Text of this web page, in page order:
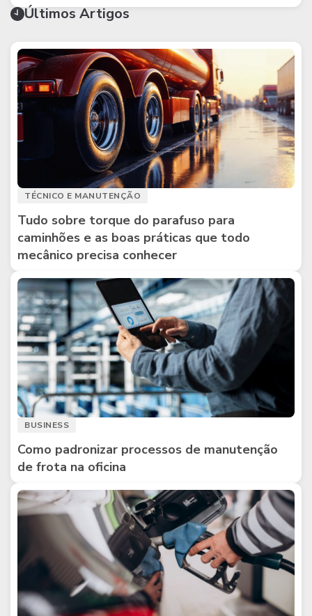
Últimos Artigos
TÉCNICO E MANUTENÇÃO
Tudo sobre torque do parafuso para
caminhões e as boas práticas que todo
mecânico precisa conhecer
BUSINESS
Como padronizar processos de manutenção
de frota na oficina